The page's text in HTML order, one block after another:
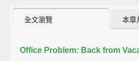
全文瀏覽 本章
Office Problem: Back from